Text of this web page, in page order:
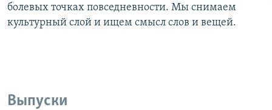
болевых точках повседневности. Мы снимаем
культурный слой и ищем смысл слов и вещей.
Выпуски